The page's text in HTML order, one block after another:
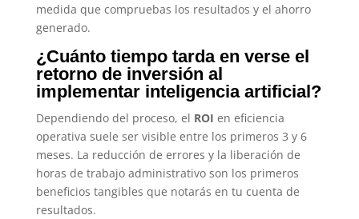
medida que compruebas los resultados y el ahorro
generado.
¿Cuánto tiempo tarda en verse el
retorno de inversión al
implementar inteligencia artificial?
Dependiendo del proceso, el ROI en eficiencia
operativa suele ser visible entre los primeros 3 y 6
meses. La reducción de errores y la liberación de
horas de trabajo administrativo son los primeros
beneficios tangibles que notarás en tu cuenta de
resultados.